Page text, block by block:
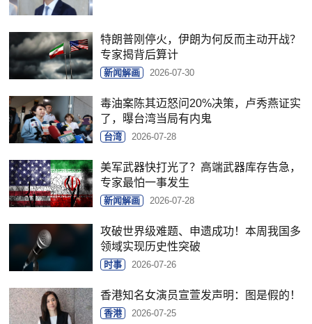
特朗普刚停火，伊朗为何反而主动开战？
专家揭背后算计
新闻解画 2026-07-30
毒油案陈其迈怒问20%决策，卢秀燕证实
了，曝台湾当局有内鬼
台湾 2026-07-28
美军武器快打光了？高端武器库存告急，
专家最怕一事发生
新闻解画 2026-07-28
攻破世界级难题、申遗成功！本周我国多
领域实现历史性突破
时事 2026-07-26
香港知名女演员宣萱发声明：图是假的！
香港 2026-07-25